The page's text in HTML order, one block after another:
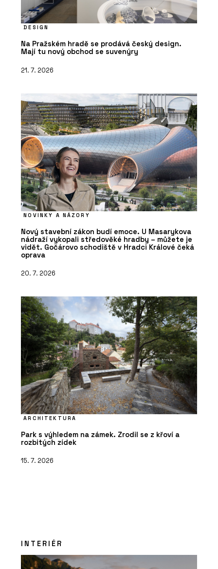
DESIGN
Na Pražském hradě se prodává český design.
Mají tu nový obchod se suvenýry
21. 7. 2026
NOVINKY A NÁZORY
Nový stavební zákon budí emoce. U Masarykova
nádraží vykopali středověké hradby – můžete je
vidět. Gočárovo schodiště v Hradci Králové čeká
oprava
20. 7. 2026
ARCHITEKTURA
Park s výhledem na zámek. Zrodil se z křoví a
rozbitých zídek
15. 7. 2026
INTERIÉR